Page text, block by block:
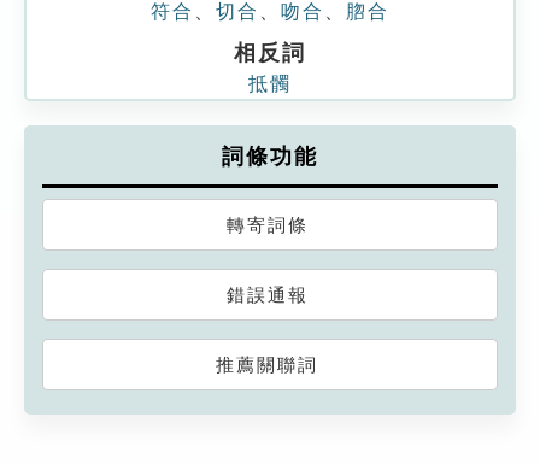
符合 切合 吻合 脗合
相反詞
抵髑
詞條功能
轉寄詞條
錯誤通報
推薦關聯詞